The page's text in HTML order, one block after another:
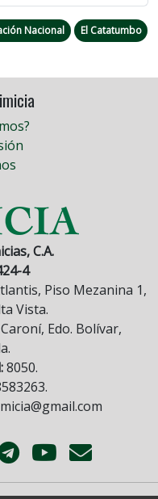
Nacional
El Catatumbo
C.A.
4
Piso Mezanina 1,
Vista.
Edo. Bolívar,
8050.